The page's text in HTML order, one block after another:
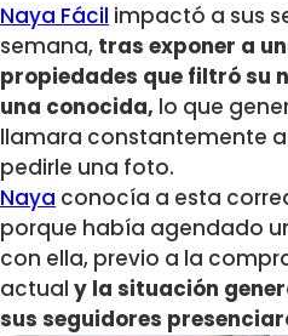
Naya Fácil impactó a sus
semana, tras exponer a
propiedades que filtró su
una conocida, lo que
llamara constantemente
pedirle una foto.
Naya conocía a esta
porque había agendado
con ella, previo a la
actual y la situación
sus seguidores